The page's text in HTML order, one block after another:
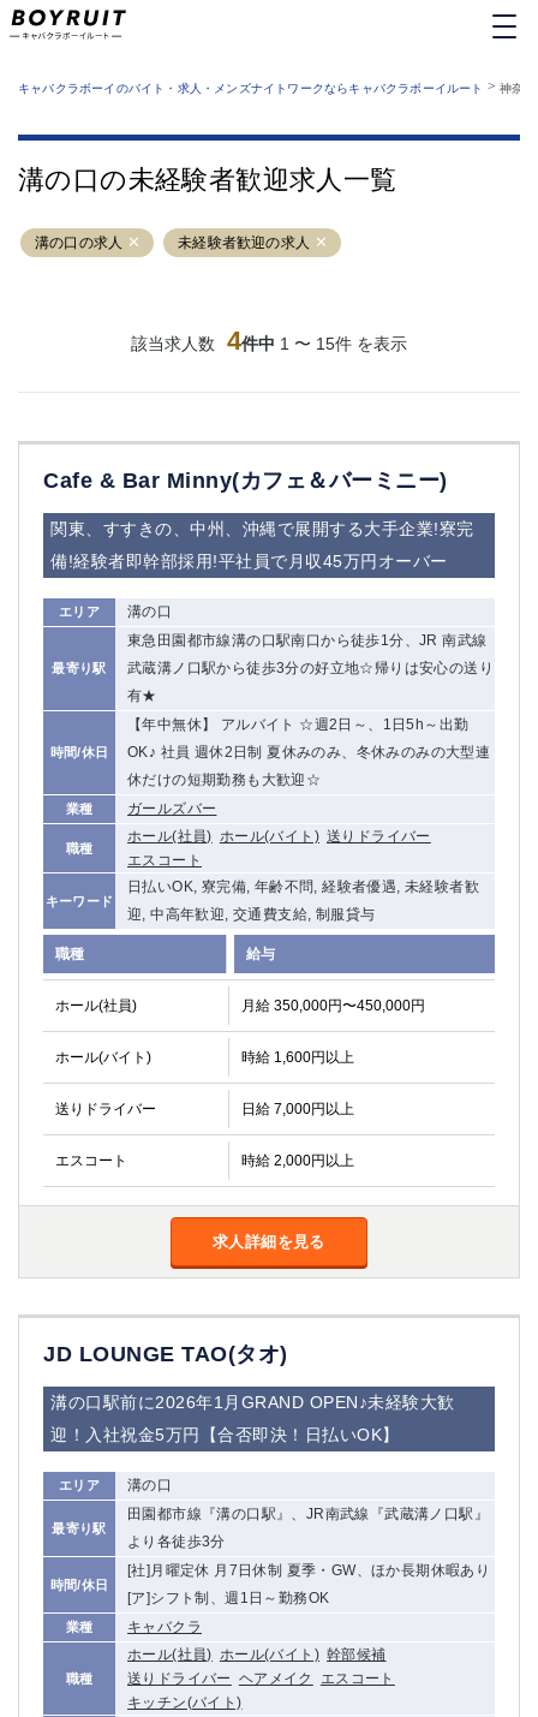
業種から探す
運営者情報
サイトマップ
キャバクラボーイのバイト・求人・メンズナイトワークならキャバクラボーイルート > 神奈
溝の口の未経験者歓迎求人一覧
溝の口の求人 未経験者歓迎の求人
該当求人数 4件中 1 〜 15件 を表示
Cafe & Bar Minny(カフェ＆バーミニー)
関東、すすきの、中州、沖縄で展開する大手企業!寮完
備!経験者即幹部採用!平社員で月収45万円オーバー
エリア 溝の口
最寄り駅
東急田園都市線溝の口駅南口から徒歩1分、JR 南武線
武蔵溝ノ口駅から徒歩3分の好立地☆帰りは安心の送り
有★
時間/休日
【年中無休】 アルバイト ☆週2日～、1日5h～出勤
OK♪ 社員 週休2日制 夏休みのみ、冬休みのみの大型連
休だけの短期勤務も大歓迎☆
業種 ガールズバー
職種
ホール(社員) ホール(バイト) 送りドライバー
エスコート
キーワード
日払いOK, 寮完備, 年齢不問, 経験者優遇, 未経験者歓
迎, 中高年歓迎, 交通費支給, 制服貸与
職種 給与
ホール(社員) 月給 350,000円〜450,000円
ホール(バイト) 時給 1,600円以上
送りドライバー 日給 7,000円以上
エスコート 時給 2,000円以上
求人詳細を見る
JD LOUNGE TAO(タオ)
溝の口駅前に2026年1月GRAND OPEN♪未経験大歓
迎！入社祝金5万円【合否即決！日払いOK】
エリア 溝の口
最寄り駅
田園都市線『溝の口駅』、JR南武線『武蔵溝ノ口駅』
より各徒歩3分
時間/休日
[社]月曜定休 月7日休制 夏季・GW、ほか長期休暇あり
[ア]シフト制、週1日～勤務OK
業種 キャバクラ
職種
ホール(社員) ホール(バイト) 幹部候補
送りドライバー ヘアメイク
エスコート
キッチン(バイト)
六本木
池袋
吉祥寺
練馬
恵比寿
蒲田
北千住
①六本木 ②西麻布
大山
赤羽
品川
蒲田東口
立川（南口）
新宿
浜松町
西葛西
中目黒
ひばりヶ丘（北口）
学芸大学
吉祥寺（南口／公園口） 小作・羽村・福生エリア
自由が丘
四谷
錦糸町南口
下北沢・経堂
金町（北口）
成増駅徒歩3分の好立地！①JR埼京線「赤羽駅」から徒歩2分 ②東
三軒茶屋（南口）
①歌舞伎町 ②新宿 ③新宿三丁目 ④西
①歌舞伎町 ②新宿 ③西部新宿 ③東新宿
①歌舞伎町 ②新宿
①銀座 ②新橋
錦糸町(南口)
①東武練馬 ②成増・板橋 ③大山 ②池袋
池袋東口
金町
大井町
大泉学園
下赤塚
荻窪
浅草
幡ヶ谷
小岩
五井
神奈川県
関内
横浜
川崎
本厚木
新横浜
武蔵小杉
橋本
横浜・桜木町
関内・馬車道・日ノ出町
元住吉
茅ヶ崎